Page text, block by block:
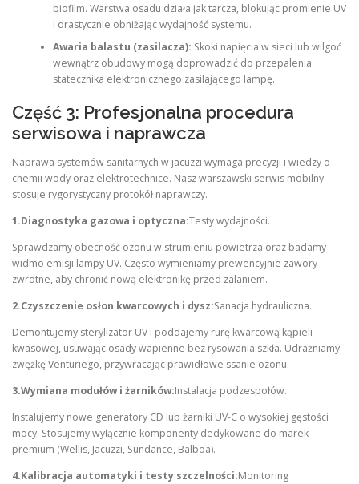
biofilm. Warstwa osadu działa jak tarcza, blokując promienie UV
i drastycznie obniżając wydajność systemu.
Awaria balastu (zasilacza): Skoki napięcia w sieci lub wilgoć
wewnątrz obudowy mogą doprowadzić do przepalenia
statecznika elektronicznego zasilającego lampę.
Część 3: Profesjonalna procedura
serwisowa i naprawcza
Naprawa systemów sanitarnych w jacuzzi wymaga precyzji i wiedzy o
chemii wody oraz elektrotechnice. Nasz warszawski serwis mobilny
stosuje rygorystyczny protokół naprawczy.
1.Diagnostyka gazowa i optyczna:Testy wydajności.
Sprawdzamy obecność ozonu w strumieniu powietrza oraz badamy
widmo emisji lampy UV. Często wymieniamy prewencyjnie zawory
zwrotne, aby chronić nową elektronikę przed zalaniem.
2.Czyszczenie osłon kwarcowych i dysz:Sanacja hydrauliczna.
Demontujemy sterylizator UV i poddajemy rurę kwarcową kąpieli
kwasowej, usuwając osady wapienne bez rysowania szkła. Udrażniamy
zwężkę Venturiego, przywracając prawidłowe ssanie ozonu.
3.Wymiana modułów i żarników:Instalacja podzespołów.
Instalujemy nowe generatory CD lub żarniki UV-C o wysokiej gęstości
mocy. Stosujemy wyłącznie komponenty dedykowane do marek
premium (Wellis, Jacuzzi, Sundance, Balboa).
4.Kalibracja automatyki i testy szczelności:Monitoring